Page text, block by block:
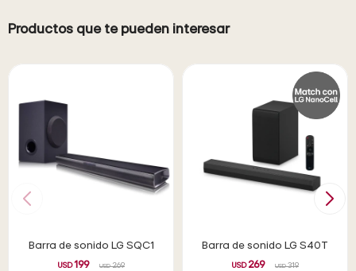
Productos que te pueden interesar
Barra de sonido LG SQC1
USD 199 USD 269
Barra de sonido LG S40T
USD 269 USD 319